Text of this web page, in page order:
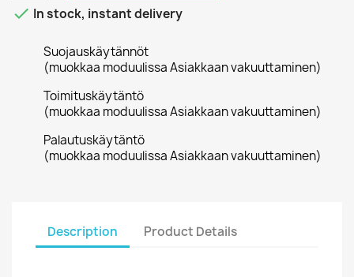
 In stock, instant delivery
Suojauskäytännöt
(muokkaa moduulissa Asiakkaan vakuuttaminen)
Toimituskäytäntö
(muokkaa moduulissa Asiakkaan vakuuttaminen)
Palautuskäytäntö
(muokkaa moduulissa Asiakkaan vakuuttaminen)
Description Product Details